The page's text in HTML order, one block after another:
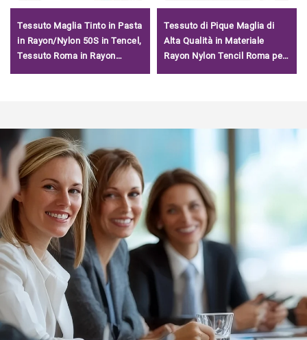
Tessuto Maglia Tinto in Pasta
in Rayon/Nylon 50S in Tencel,
Tessuto Roma in Rayon
Tessuto di Pique Maglia di
Alta Qualità in Materiale
Rayon Nylon Tencil Roma per